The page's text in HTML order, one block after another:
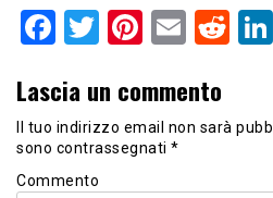
Facebook
TwitterPinterest
Email
Lascia un commento
Il tuo indirizzo email non sarà
sono contrassegnati *
Commento